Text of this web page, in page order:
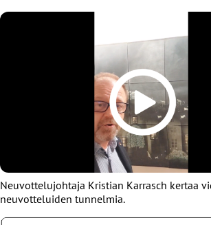
Neuvottelujohtaja Kristian Karrasch kertaa
neuvotteluiden tunnelmia.